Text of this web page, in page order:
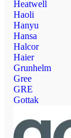
Heatwell
Haoli
Hanyu
Hansa
Halcor
Haier
Grunhelm
Gree
GRE
Gottak